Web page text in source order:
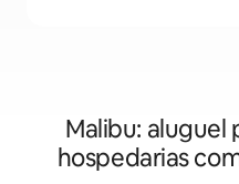
Malibu:
hospedarias